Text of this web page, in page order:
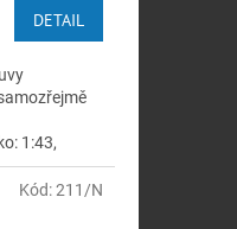
DETAIL
1:43,
Kód:211/N